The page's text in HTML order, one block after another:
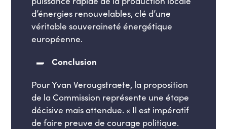
d’énergies renouvelables, clé d’une
véritable souveraineté énergétique
européenne.
Conclusion
Pour Yvan Verougstraete, la proposition
de la Commission représente une étape
décisive mais attendue. « Il est impératif
de faire preuve de courage politique.